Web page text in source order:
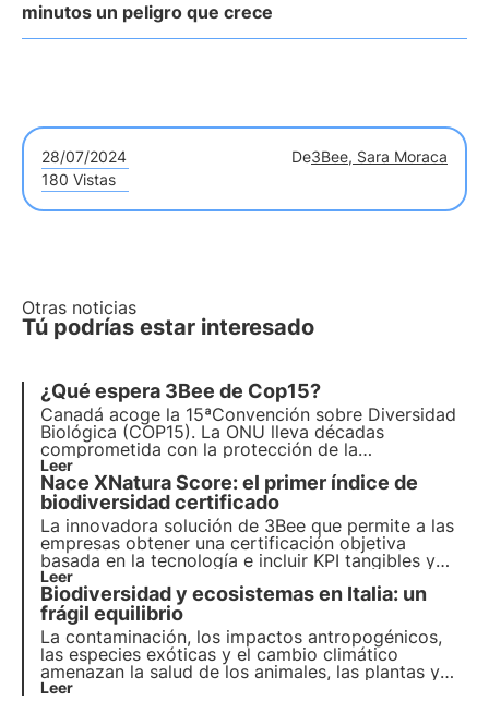
minutos un peligro que crece
28/07/2024 De3Bee, Sara Moraca
180 Vistas
Otras noticias
Tú podrías estar interesado
¿Qué espera 3Bee de Cop15?
Canadá acoge la 15ªConvención sobre Diversidad
Biológica (COP15). La ONU lleva décadas
comprometida con la protección de la
biodiversidad, pero el poco espacio que se le
dedicó durante la COP27 y elfracaso previo del
Plan 2011-2020amenazan el futuro del nuevo
acuerdo.
Leer
Nace XNatura Score: el primer índice de
biodiversidad certificado
La innovadora solución de 3Bee que permite a las
empresas obtener una certificación objetiva
basada en la tecnología e incluir KPI tangibles y
medibles en su informe de sostenibilidad. ¿El
objetivo? Contrarrestar el lavado verde y mejorar
la transparencia.
Leer
Biodiversidad y ecosistemas en Italia: un
frágil equilibrio
La contaminación, los impactos antropogénicos,
las especies exóticas y el cambio climático
amenazan la salud de los animales, las plantas y
los hábitats en los que viven. El programa de la
Leer